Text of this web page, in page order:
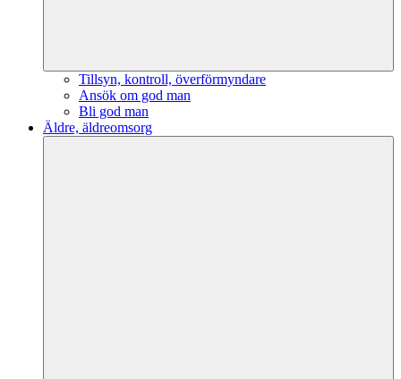
Tillsyn, kontroll, överförmyndare
Ansök om god man
Bli god man
Äldre, äldreomsorg